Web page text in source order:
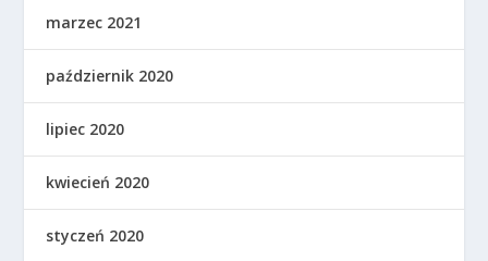
marzec 2021
październik 2020
lipiec 2020
kwiecień 2020
styczeń 2020